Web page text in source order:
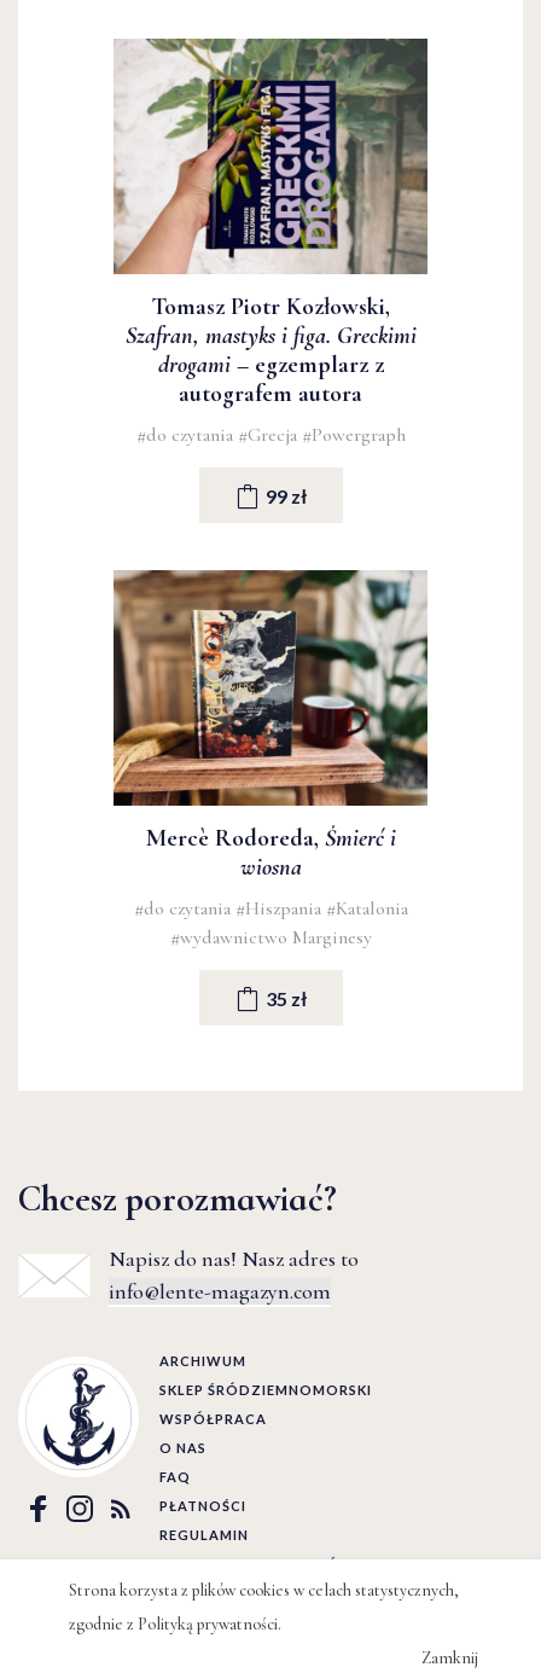
Tomasz Piotr Kozłowski,
Szafran, mastyks i figa. Greckimi
drogami– egzemplarz z
autografem autora
#do czytania #Grecja #Powergraph
99 zł
Mercè Rodoreda, Śmierć i
wiosna
#do czytania #Hiszpania #Katalonia
#wydawnictwo Marginesy
35 zł
Chcesz porozmawiać?
Napisz do nas! Nasz adres to
info@lente-magazyn.com
ARCHIWUM
SKLEP ŚRÓDZIEMNOMORSKI
WSPÓŁPRACA
O NAS
FAQ
PŁATNOŚCI
REGULAMIN
POLITYKA PRYWATNOŚCI
Strona korzysta z plików cookies w celach statystycznych,
zgodnie z Polityką prywatności.
Zamknij